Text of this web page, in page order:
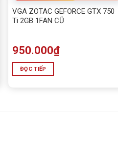
VGA ZOTAC GEFORCE GTX 750
Ti 2GB 1FAN CŨ
950.000₫
ĐỌC TIẾP